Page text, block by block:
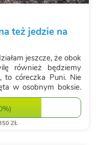
też jedzie na
jeszcze, że obok
również będziemy
to córeczka Puni. Nie
w osobnym boksie.
schować jedna przy
)
ZŁ